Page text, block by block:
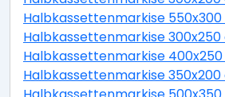
Halbkassettenmarkise 550x300
Halbkassettenmarkise 300x250
Halbkassettenmarkise 400x250
Halbkassettenmarkise 350x200